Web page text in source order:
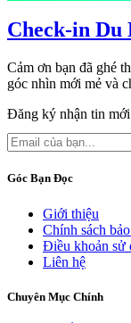
Check-in Du
Cảm ơn bạn đã ghé
góc nhìn mới mẻ và
Đăng ký nhận tin mới
Góc Bạn Đọc
Giới thiệu
Chính sách
Điều khoản sử
Liên hệ
Chuyên Mục Chính